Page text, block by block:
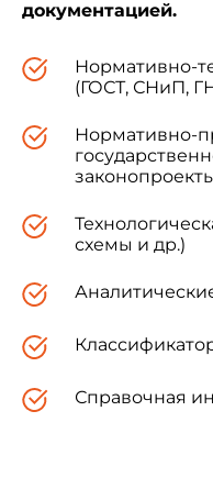
документацией.
Нормативно-
(ГОСТ, СНиП,
Нормативно-
схемы и др.)
Справочная